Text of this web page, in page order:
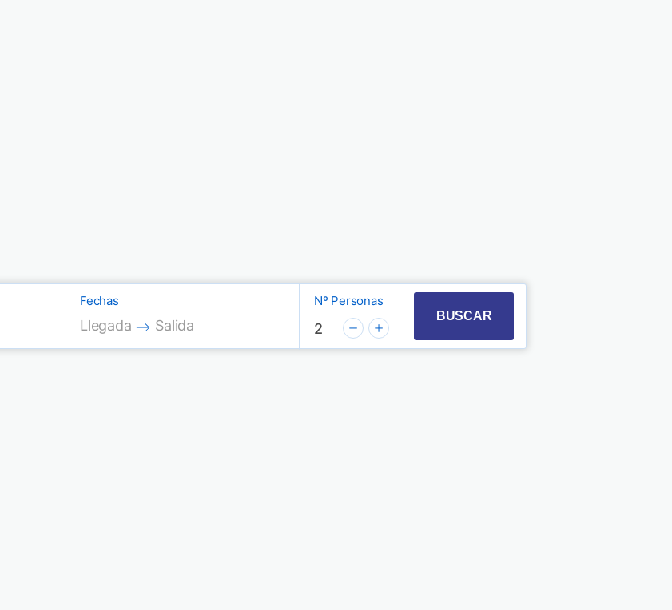
Fechas
Press the down arrow key to interact with the calendar and select a date. Press the
Llegada
Press the down arrow key to interact with the calendar and select a date.
Salida
Nº Personas
2
BUSCAR